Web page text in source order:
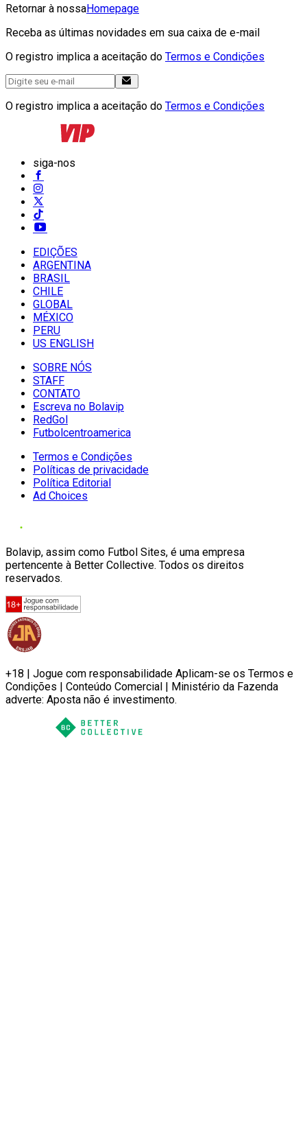
Retornar à nossaHomepage
Receba as últimas novidades em sua caixa de e-mail
O registro implica a aceitação do Termos e Condições
O registro implica a aceitação do Termos e Condições
siga-nos
EDIÇÕES
ARGENTINA
BRASIL
CHILE
GLOBAL
MÉXICO
PERU
US ENGLISH
SOBRE NÓS
STAFF
CONTATO
Escreva no Bolavip
RedGol
Futbolcentroamerica
Termos e Condições
Políticas de privacidade
Política Editorial
Ad Choices
Bolavip, assim como Futbol Sites, é uma empresa
pertencente à Better Collective. Todos os direitos
reservados.
+18 | Jogue com responsabilidade Aplicam-se os Termos e
Condições | Conteúdo Comercial | Ministério da Fazenda
adverte: Aposta não é investimento.